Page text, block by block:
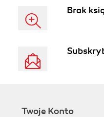
Brak
Twoje Konto